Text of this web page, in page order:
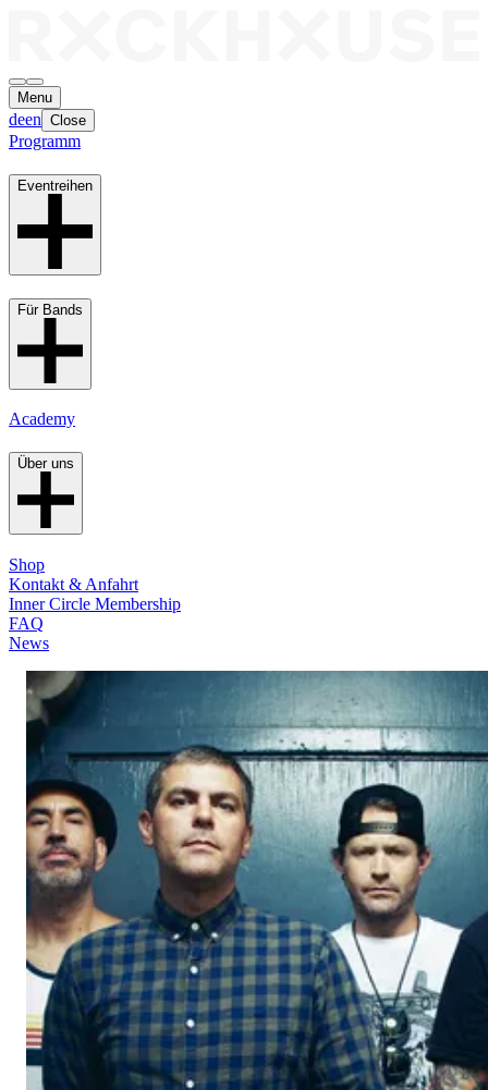
Menu
deen Close
Programm
Eventreihen
Für Bands
Academy
Über uns
Shop
Kontakt & Anfahrt
Inner Circle Membership
FAQ
News